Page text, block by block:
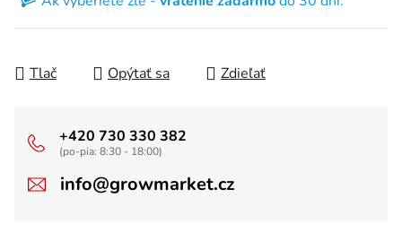
Tlač Opýtať sa Zdieľať
+420 730 330 382
(po-pia: 8:30 - 18:00)
info@growmarket.cz